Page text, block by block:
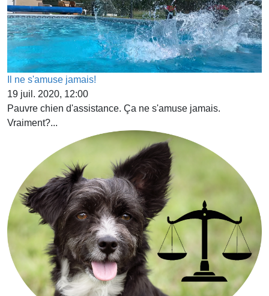
Il ne s'amuse jamais!
19 juil. 2020, 12:00
Pauvre chien d'assistance. Ça ne s'amuse jamais.
Vraiment?...